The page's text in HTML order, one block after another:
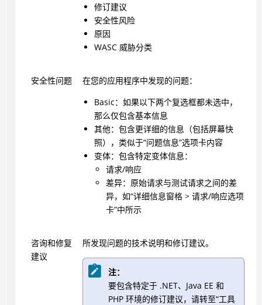
修订建议
安全性风险
原因
WASC 威胁分类
安全性问题
在您的应用程序中发现的问题：
Basic：如果以下两个复选框都未选中，
那么仅包含基本信息
其他：包含更详细的信息（包括屏幕快
照），类似于“问题信息”选项卡内容
变体：包含特定变体信息：
请求/响应
差异：原始请求与测试请求之间的差
异，如“详细信息窗格 > 请求/响应选项
卡”中所示
咨询和修复
建议
所发现问题的技术说明和修订建议。
注：
要包含特定于 .NET、Java EE 和
PHP 环境的修订建议，请转至“工具